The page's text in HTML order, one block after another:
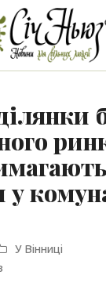
у
У Вінниці